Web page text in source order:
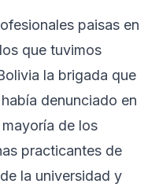
paisas en
que tuvimos
la brigada que
denunciado en
de los
practicantes de
la universidad y